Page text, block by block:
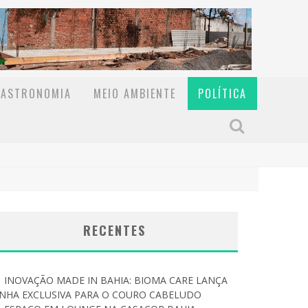
MEIO AMBIENTE
POLÍTICA
RECENTES
INOVAÇÃO MADE IN BAHIA: BIOMA CARE LANÇA
EXCLUSIVA PARA O COURO CABELUDO